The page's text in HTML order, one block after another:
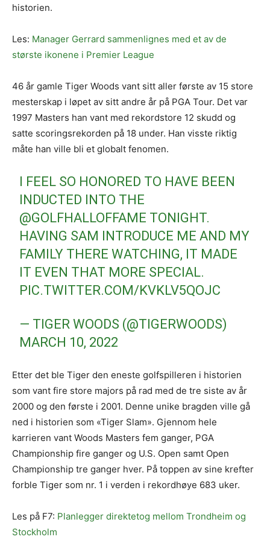
historien.
Les: Manager Gerrard sammenlignes med et av de
største ikonene i Premier League
46 år gamle Tiger Woods vant sitt aller første av 15 store
mesterskap i løpet av sitt andre år på PGA Tour. Det var
1997 Masters han vant med rekordstore 12 skudd og
satte scoringsrekorden på 18 under. Han visste riktig
måte han ville bli et globalt fenomen.
I FEEL SO HONORED TO HAVE BEEN
INDUCTED INTO THE
@GOLFHALLOFFAME TONIGHT.
HAVING SAM INTRODUCE ME AND MY
FAMILY THERE WATCHING, IT MADE
IT EVEN THAT MORE SPECIAL.
PIC.TWITTER.COM/KVKLV5QOJC
— TIGER WOODS (@TIGERWOODS)
MARCH 10, 2022
Etter det ble Tiger den eneste golfspilleren i historien
som vant fire store majors på rad med de tre siste av år
2000 og den første i 2001. Denne unike bragden ville gå
ned i historien som «Tiger Slam». Gjennom hele
karrieren vant Woods Masters fem ganger, PGA
Championship fire ganger og U.S. Open samt Open
Championship tre ganger hver. På toppen av sine krefter
forble Tiger som nr. 1 i verden i rekordhøye 683 uker.
Les på F7: Planlegger direktetog mellom Trondheim og
Stockholm